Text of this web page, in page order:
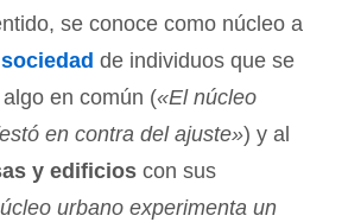
se conoce como núcleo a
sociedad de individuos que se
en común («El núcleo
en contra del ajuste») y al
y edificios con sus
urbano experimenta un